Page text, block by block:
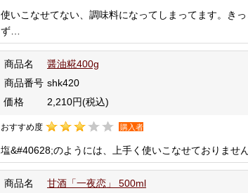
使いこなせてない、調味料になってしまってます。き
ず…
商品名
醤油糀400g
商品番号 shk420
価格
2,210円(税込)
おすすめ度 購入者
塩&#40628;のようには、上手く使いこなせておりませ
商品名
甘酒「一夜恋」 500ml